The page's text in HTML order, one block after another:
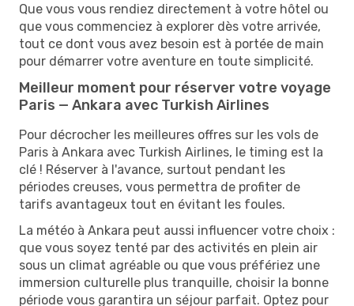
Que vous vous rendiez directement à votre hôtel ou
que vous commenciez à explorer dès votre arrivée,
tout ce dont vous avez besoin est à portée de main
pour démarrer votre aventure en toute simplicité.
Meilleur moment pour réserver votre voyage
Paris — Ankara avec Turkish Airlines
Pour décrocher les meilleures offres sur les vols de
Paris à Ankara avec Turkish Airlines, le timing est la
clé ! Réserver à l'avance, surtout pendant les
périodes creuses, vous permettra de profiter de
tarifs avantageux tout en évitant les foules.
La météo à Ankara peut aussi influencer votre choix :
que vous soyez tenté par des activités en plein air
sous un climat agréable ou que vous préfériez une
immersion culturelle plus tranquille, choisir la bonne
période vous garantira un séjour parfait. Optez pour